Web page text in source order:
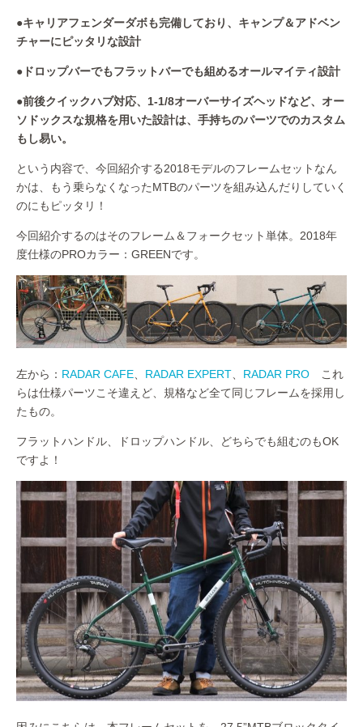
●キャリアフェンダーダボも完備しており、キャンプ＆アドベン
チャーにピッタリな設計
●ドロップバーでもフラットバーでも組めるオールマイティ設計
●前後クイックハブ対応、1-1/8オーバーサイズヘッドなど、オー
ソドックスな規格を用いた設計は、手持ちのパーツでのカスタム
もし易い。
という内容で、今回紹介する2018モデルのフレームセットなん
かは、もう乗らなくなったMTBのパーツを組み込んだりしていく
のにもピッタリ！
今回紹介するのはそのフレーム＆フォークセット単体。2018年
度仕様のPROカラー：GREENです。
左から： RADAR CAFE RADAR EXPERT RADAR PRO これ
らは仕様パーツこそ違えど、規格など全て同じフレームを採用し
たもの。
フラットハンドル、ドロップハンドル、どちらでも組むのもOK
ですよ！